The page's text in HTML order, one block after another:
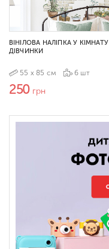
ВІНІЛОВА НАЛІПКА У КІМНАТУ
ДІВЧИНКИ
55 х 85 см 6 шт
250 грн